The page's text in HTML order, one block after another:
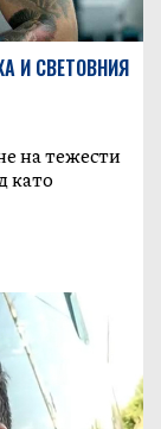
И СВЕТОВНИЯ
на тежести
като